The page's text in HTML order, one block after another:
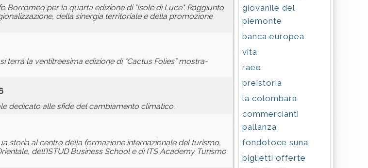
Borromeo per la quarta edizione di "Isole di Luce". Raggiunto
della sinergia territoriale e della promozione
terrà la ventitreesima edizione di “Cactus Folies” mostra-
dedicato alle sfide del cambiamento climatico.
storia al centro della formazione internazionale del turismo,
dell’ISTUD Business School e di ITS Academy Turismo
giovanile del
piemonte
banca europea
vita
raee
preistoria
la colombara
commercianti
pallanza
fondotoce suna
biglietti offerte